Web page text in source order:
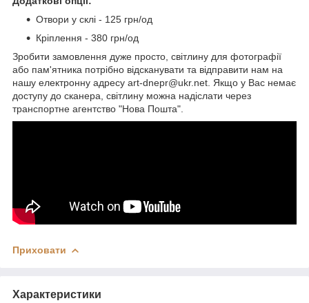
Отвори у склі - 125 грн/од
Кріплення - 380 грн/од
Зробити замовлення дуже просто, світлину для фотографії
або пам'ятника потрібно відсканувати та відправити нам на
нашу електронну адресу art-dnepr@ukr.net. Якщо у Вас немає
доступу до сканера, світлину можна надіслати через
транспортне агентство "Нова Пошта".
Приховати
Характеристики